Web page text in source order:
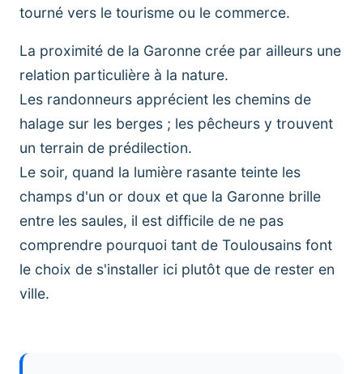
tourné vers le tourisme ou le commerce.
La proximité de la Garonne crée par ailleurs une
relation particulière à la nature.
Les randonneurs apprécient les chemins de
halage sur les berges ; les pêcheurs y trouvent
un terrain de prédilection.
Le soir, quand la lumière rasante teinte les
champs d'un or doux et que la Garonne brille
entre les saules, il est difficile de ne pas
comprendre pourquoi tant de Toulousains font
le choix de s'installer ici plutôt que de rester en
ville.